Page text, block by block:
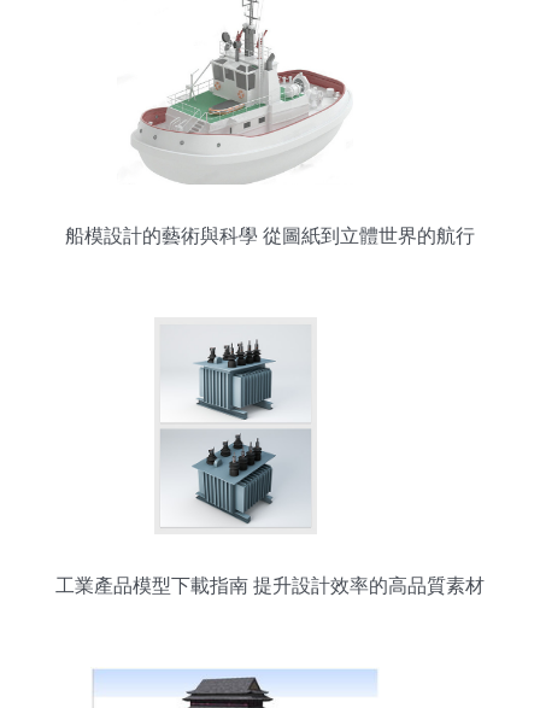
船模設計的藝術與科學 從圖紙到立體世界的航行
工業產品模型下載指南 提升設計效率的高品質素材